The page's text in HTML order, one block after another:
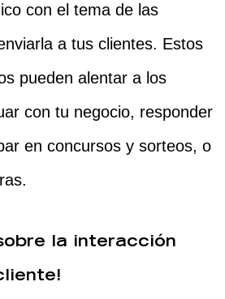
con el tema de las
a tus clientes. Estos
pueden alentar a los
con tu negocio, responder
en concursos y sorteos, o
la interacción